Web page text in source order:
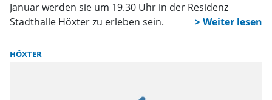
Januar werden sie um 19.30 Uhr in der Residenz
Stadthalle Höxter zu erleben sein.
HÖXTER